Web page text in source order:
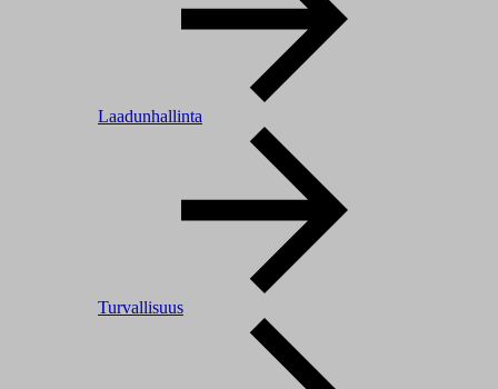
Laadunhallinta
Turvallisuus